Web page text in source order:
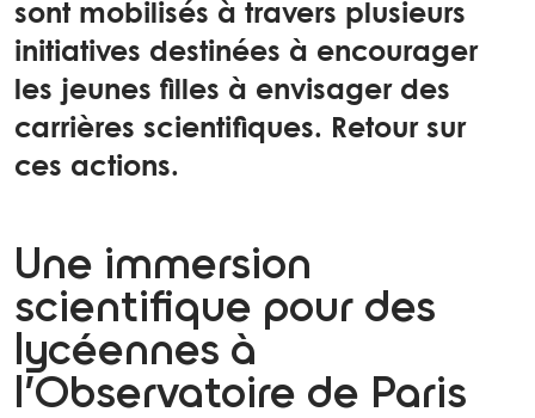
sont mobilisés à travers plusieurs
initiatives destinées à encourager
les jeunes filles à envisager des
carrières scientifiques. Retour sur
ces actions.
Une immersion
scientifique pour des
lycéennes à
l’Observatoire de Paris